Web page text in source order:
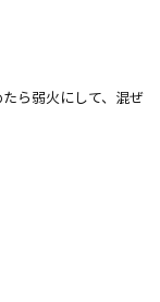
ら弱火にして、混ぜ